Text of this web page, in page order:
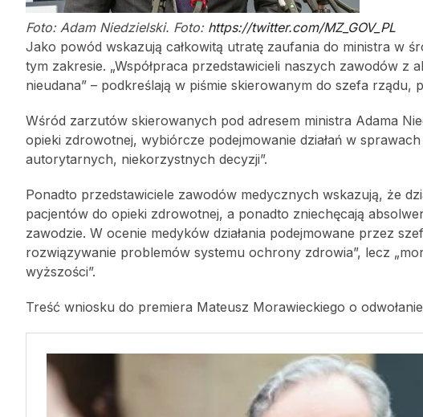
Foto: Adam Niedzielski. Foto: https://twitter.com/MZ_GOV_PL
Jako powód wskazują całkowitą utratę zaufania do ministra w
tym zakresie. „Współpraca przedstawicieli naszych zawodów z
nieudana” – podkreślają w piśmie skierowanym do szefa rządu,
Wśród zarzutów skierowanych pod adresem ministra Adama
opieki zdrowotnej, wybiórcze podejmowanie działań w
autorytarnych, niekorzystnych decyzji”.
Ponadto przedstawiciele zawodów medycznych wskazują, że
pacjentów do opieki zdrowotnej, a ponadto zniechęcają
zawodzie. W ocenie medyków działania podejmowane przez
rozwiązywanie problemów systemu ochrony zdrowia”, lecz
wyższości”.
Treść wniosku do premiera Mateusz Morawieckiego o